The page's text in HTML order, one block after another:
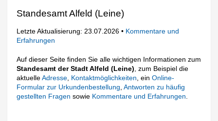
Standesamt Alfeld (Leine)
Letzte Aktualisierung: 23.07.2026 • Kommentare und
Erfahrungen
Auf dieser Seite finden Sie alle wichtigen Informationen zum
Standesamt der Stadt Alfeld (Leine) , zum Beispiel die
aktuelleAdresse Kontaktmöglichkeiten , einOnline-
Formular zur Urkundenbestellung ,Antworten zu häufig
gestellten Fragen sowie Kommentare und Erfahrungen